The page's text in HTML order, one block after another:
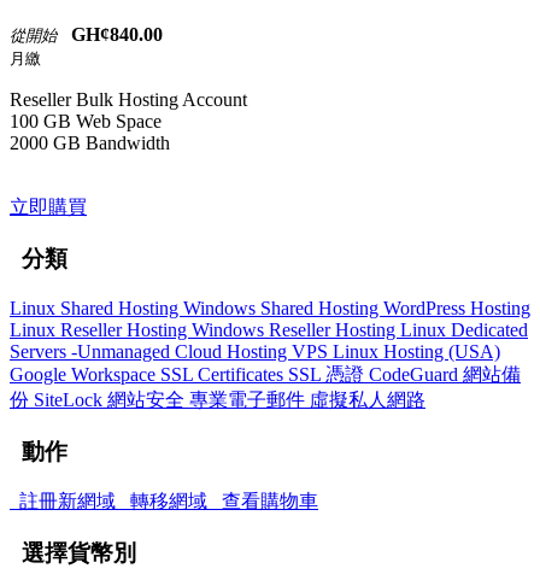
從開始 GH¢840.00
月繳
Reseller Bulk Hosting Account
100 GB Web Space
2000 GB Bandwidth
立即購買
分類
Linux Shared Hosting Windows Shared Hosting WordPress Hosting
Linux Reseller Hosting Windows Reseller Hosting Linux Dedicated
Servers -Unmanaged Cloud Hosting VPS Linux Hosting (USA)
Google Workspace SSL Certificates SSL 憑證 CodeGuard 網站備
份 SiteLock 網站安全 專業電子郵件 虛擬私人網路
動作
註冊新網域 轉移網域 查看購物車
選擇貨幣別